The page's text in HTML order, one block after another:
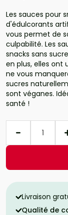
Les sauces pour
d'édulcorants
vous permet de
culpabilité. Les
snacks sans
en plus, elles ont
ne vous
sucres
sont véganes.
santé !
Livraison
Qualité de